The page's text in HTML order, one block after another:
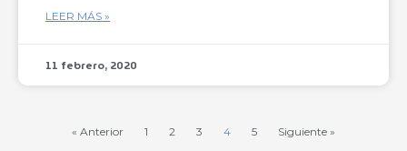
LEER MÁS »
11 febrero, 2020
« Anterior 1 2 3 4 5 Siguiente »